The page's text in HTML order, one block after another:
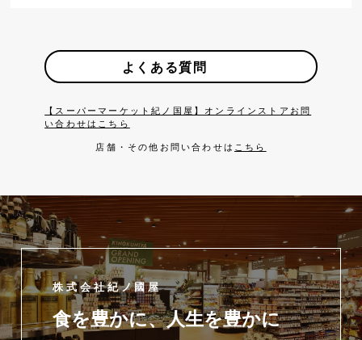
よくある質問
【スーパーマーケット紀ノ国屋】オンラインストアお問
い合わせはこちら
店舗・その他お問い合わせは こちら
株式会社紀ノ國屋
食を豊かに、人生を豊かに